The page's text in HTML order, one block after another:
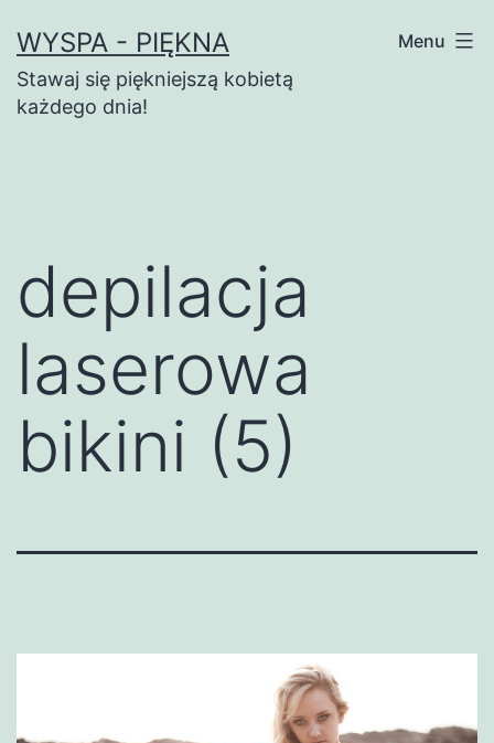
do
treści
WYSPA - PIĘKNA
Stawaj się piękniejszą kobietą
każdego dnia!
Menu
depilacja
laserowa
bikini (5)